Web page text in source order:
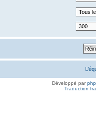
Développé par
Traduction